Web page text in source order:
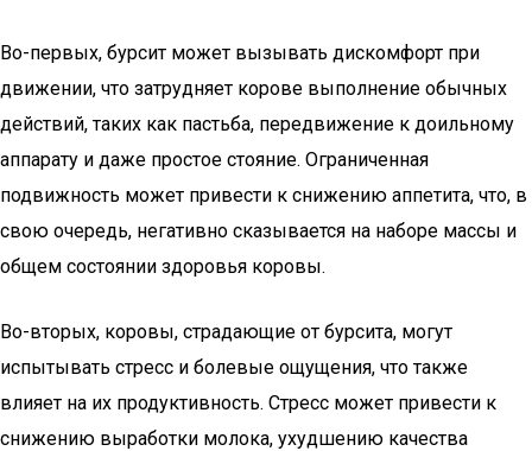
Во-первых, бурсит может вызывать дискомфорт при
движении, что затрудняет корове выполнение обычных
действий, таких как пастьба, передвижение к доильному
аппарату и даже простое стояние. Ограниченная
подвижность может привести к снижению аппетита, что, в
свою очередь, негативно сказывается на наборе массы и
общем состоянии здоровья коровы.
Во-вторых, коровы, страдающие от бурсита, могут
испытывать стресс и болевые ощущения, что также
влияет на их продуктивность. Стресс может привести к
снижению выработки молока, ухудшению качества